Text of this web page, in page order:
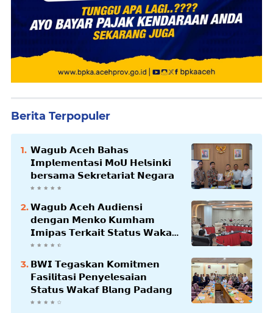
Berita Terpopuler
𝗪𝗮𝗴𝘂𝗯 𝗔𝗰𝗲𝗵 𝗕𝗮𝗵𝗮𝘀
𝗜𝗺𝗽𝗹𝗲𝗺𝗲𝗻𝘁𝗮𝘀𝗶 𝗠𝗼𝗨 𝗛𝗲𝗹𝘀𝗶𝗻𝗸𝗶
𝗯𝗲𝗿𝘀𝗮𝗺𝗮 𝗦𝗲𝗸𝗿𝗲𝘁𝗮𝗿𝗶𝗮𝘁 𝗡𝗲𝗴𝗮𝗿𝗮
𝗪𝗮𝗴𝘂𝗯 𝗔𝗰𝗲𝗵 𝗔𝘂𝗱𝗶𝗲𝗻𝘀𝗶
𝗱𝗲𝗻𝗴𝗮𝗻 𝗠𝗲𝗻𝗸𝗼 𝗞𝘂𝗺𝗵𝗮𝗺
𝗜𝗺𝗶𝗽𝗮𝘀 𝗧𝗲𝗿𝗸𝗮𝗶𝘁 𝗦𝘁𝗮𝘁𝘂𝘀 𝗪𝗮𝗸𝗮𝗳
𝗕𝗹𝗮𝗻𝗴𝗽𝗮𝗱𝗮𝗻𝗴
𝗕𝗪𝗜 𝗧𝗲𝗴𝗮𝘀𝗸𝗮𝗻 𝗞𝗼𝗺𝗶𝘁𝗺𝗲𝗻
𝗙𝗮𝘀𝗶𝗹𝗶𝘁𝗮𝘀𝗶 𝗣𝗲𝗻𝘆𝗲𝗹𝗲𝘀𝗮𝗶𝗮𝗻
𝗦𝘁𝗮𝘁𝘂𝘀 𝗪𝗮𝗸𝗮𝗳 𝗕𝗹𝗮𝗻𝗴 𝗣𝗮𝗱𝗮𝗻𝗴